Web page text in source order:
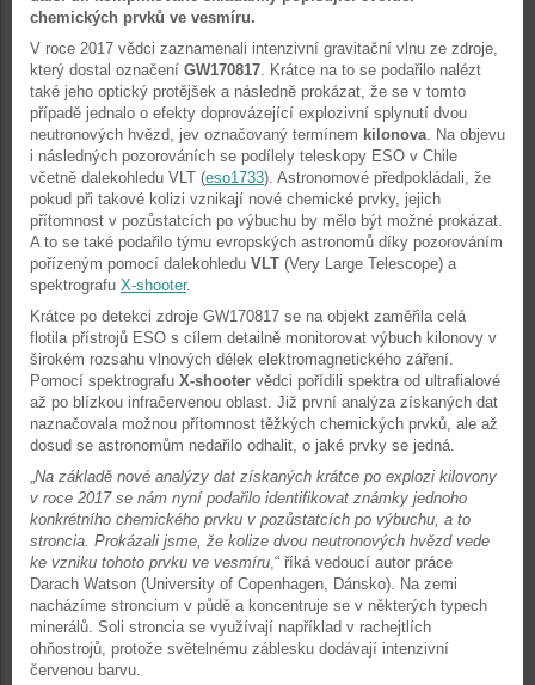
chemických prvků ve vesmíru.
V roce 2017 vědci zaznamenali intenzivní gravitační vlnu ze zdroje,
který dostal označení GW170817. Krátce na to se podařilo nalézt
také jeho optický protějšek a následně prokázat, že se v tomto
případě jednalo o efekty doprovázející explozivní splynutí dvou
neutronových hvězd, jev označovaný termínem kilonova. Na objevu
i následných pozorováních se podílely teleskopy ESO v Chile
včetně dalekohledu VLT (eso1733). Astronomové předpokládali, že
pokud při takové kolizi vznikají nové chemické prvky, jejich
přítomnost v pozůstatcích po výbuchu by mělo být možné prokázat.
A to se také podařilo týmu evropských astronomů díky pozorováním
pořízeným pomocí dalekohledu VLT (Very Large Telescope) a
spektrografu X-shooter.
Krátce po detekci zdroje GW170817 se na objekt zaměřila celá
flotila přístrojů ESO s cílem detailně monitorovat výbuch kilonovy v
širokém rozsahu vlnových délek elektromagnetického záření.
Pomocí spektrografu X-shooter vědci pořídili spektra od ultrafialové
až po blízkou infračervenou oblast. Již první analýza získaných dat
naznačovala možnou přítomnost těžkých chemických prvků, ale až
dosud se astronomům nedařilo odhalit, o jaké prvky se jedná.
„Na základě nové analýzy dat získaných krátce po explozi kilovony
v roce 2017 se nám nyní podařilo identifikovat známky jednoho
konkrétního chemického prvku v pozůstatcích po výbuchu, a to
stroncia. Prokázali jsme, že kolize dvou neutronových hvězd vede
ke vzniku tohoto prvku ve vesmíru,“ říká vedoucí autor práce
Darach Watson (University of Copenhagen, Dánsko). Na zemi
nacházíme stroncium v půdě a koncentruje se v některých typech
minerálů. Soli stroncia se využívají například v rachejtlích
ohňostrojů, protože světelnému záblesku dodávají intenzivní
červenou barvu.